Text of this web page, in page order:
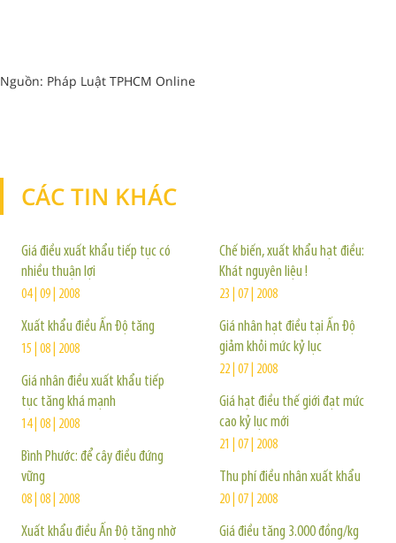
Nguồn: Pháp Luật TPHCM Online
CÁC TIN KHÁC
Giá điều xuất khẩu tiếp tục có
nhiều thuận lợi
04 | 09 | 2008
Xuất khẩu điều Ấn Độ tăng
15 | 08 | 2008
Giá nhân điều xuất khẩu tiếp
tục tăng khá mạnh
14 | 08 | 2008
Bình Phước: để cây điều đứng
vững
08 | 08 | 2008
Xuất khẩu điều Ấn Độ tăng nhờ
Chế biến, xuất khẩu hạt điều:
Khát nguyên liệu !
23 | 07 | 2008
Giá nhân hạt điều tại Ấn Độ
giảm khỏi mức kỷ lục
22 | 07 | 2008
Giá hạt điều thế giới đạt mức
cao kỷ lục mới
21 | 07 | 2008
Thu phí điều nhân xuất khẩu
20 | 07 | 2008
Giá điều tăng 3.000 đồng/kg